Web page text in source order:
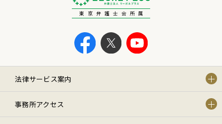
東京弁護士会所属
法律サービス案内
事務所アクセス